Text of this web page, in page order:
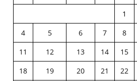
1
4
5 6 7 8
11
12 13 14 15
18
19 20 21 22